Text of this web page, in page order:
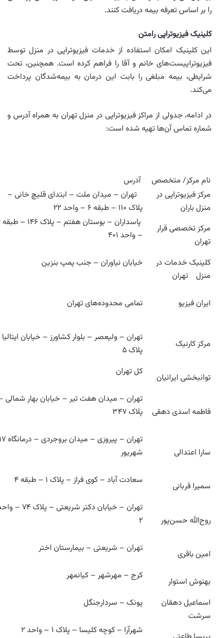
را بر اساس تعرفه بیمه دریافت کنند.
کلینیک فیزیوتراپی رامتن
این کلینیک امکان استفاده از خدمات فیزیوتراپی در منزل توسط
فیزیوتراپیست‌های خانم و آقا را فراهم کرده است. همچنین، تحت
شرایطی، بیمه مبلغی را بابت این درمان به بیمه‌شدگان پرداخت
می‌کند.
در ادامه، جدولی از مراکز فیزیوتراپی در منزل تهران به همراه آدرس و
شماره تماس آن‌ها تهیه شده است:
نام مرکز/ متخصص
آدرس
مرکز فیزیوتراپی در
منزل باران
تهران – میدان ملت – ابتدای قلیچ خانی –
پلاک ۱۱۰ – طبقه ۶ – واحد ۲۲
مرکز تخصصی قرار
تهران
– واحد ۴۰۱
کلینیک خدمات در
منزل تهران
خیابان نیاوران – جنب پمپ بنزین
ایران فیزیو تمامی محدوده‌های تهران
مرکز کارنیک
تهران – ولیعصر – بلوار کشاورز – خیابان
پلاک ۵
توانبخشی ایرانیان
کل تهران
فاطمه اسدی دهقی
تهران – میدان هفت تیر – خیابان بهار شمالی
پلاک ۳۴۷
سارا اعتدالی
تهران – پیروزی – میدان
شهریور
سمیرا قربانی
سعادت آباد – کوی فراز – پلاک ۱ – طبقه ۴
روح‌الله حسن‌پور
تهران – خیابان دکتر شریعتی – پلاک
۲
امین باقری
تهران – شریعتی – بیمارستان اختر
بهنوش استوار
کرج – مهرشهر – کیانمهر
اسماعیل دهقان
سرشت
پونک – سردارجنگل
شهرآرا – کوچه کلیسا – پلاک ۱ – واحد ۲